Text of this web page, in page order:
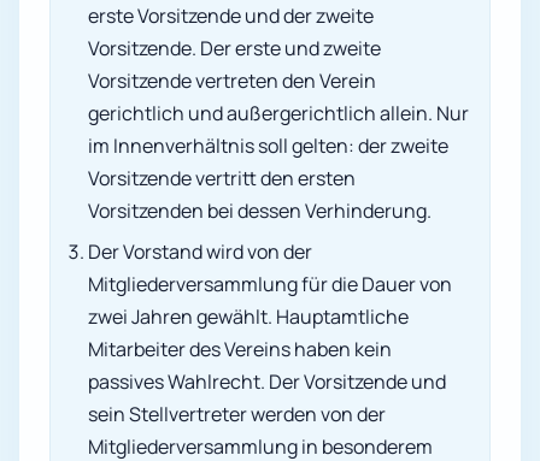
erste Vorsitzende und der zweite
Vorsitzende. Der erste und zweite
Vorsitzende vertreten den Verein
gerichtlich und außergerichtlich allein. Nur
im Innenverhältnis soll gelten: der zweite
Vorsitzende vertritt den ersten
Vorsitzenden bei dessen Verhinderung.
Der Vorstand wird von der
Mitgliederversammlung für die Dauer von
zwei Jahren gewählt. Hauptamtliche
Mitarbeiter des Vereins haben kein
passives Wahlrecht. Der Vorsitzende und
sein Stellvertreter werden von der
Mitgliederversammlung in besonderem